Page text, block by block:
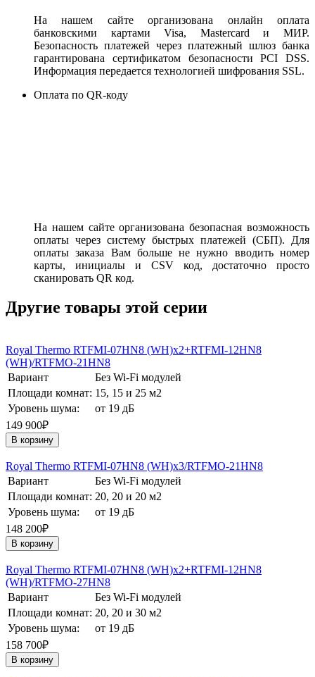
На нашем сайте организована онлайн оплата
банковскими картами Visa, Mastercard и МИР.
Безопасность платежей через платежный шлюз банка
гарантирована сертификатом безопасности PCI DSS.
Информация передается технологией шифрования SSL.
Оплата по QR-коду
На нашем сайте организована безопасная возможность
оплаты через систему быстрых платежей (СБП). Для
оплаты заказа Вам больше не нужно вводить номер
карты, инициалы и CSV код, достаточно просто
сканировать QR код.
Другие товары этой серии
Royal Thermo RTFMI-07HN8 (WH)х2+RTFMI-12HN8
(WH)/RTFMO-21HN8
Вариант
Без Wi-Fi модулей
Площади комнат: 15, 15 и 25 м2
Уровень шума:
от 19 дБ
149 900₽
В корзину
Royal Thermo RTFMI-07HN8 (WH)х3/RTFMO-21HN8
Вариант
Без Wi-Fi модулей
Площади комнат: 20, 20 и 20 м2
Уровень шума:
от 19 дБ
148 200₽
В корзину
Royal Thermo RTFMI-07HN8 (WH)х2+RTFMI-12HN8
(WH)/RTFMO-27HN8
Вариант
Без Wi-Fi модулей
Площади комнат: 20, 20 и 30 м2
Уровень шума:
от 19 дБ
158 700₽
В корзину